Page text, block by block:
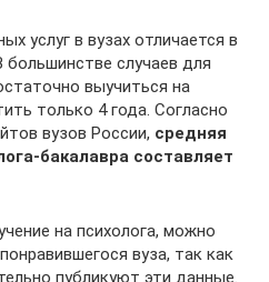
услуг в вузах отличается в
большинстве случаев для
выучиться на
только 4 года. Согласно
вузов России, средняя
бакалавра составляет
на психолога, можно
вуза, так как
публикуют эти данные.